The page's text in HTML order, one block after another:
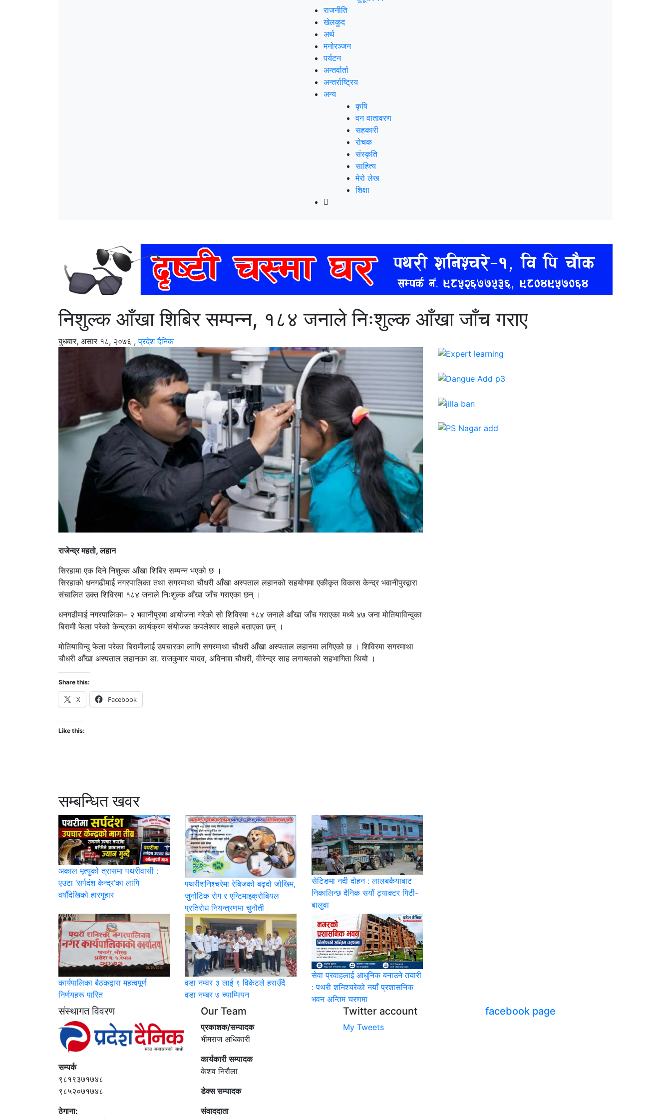
राजनीति
खेलकुद
अर्थ
मनोरञ्‍जन
पर्यटन
अन्तर्वार्ता
अन्तर्राष्‍ट्रिय
अन्य
कृषि
वन वातावरण
सहकारी
रोचक
संस्कृति
साहित्य
मेरो लेख
शिक्षा
निशुल्क आँखा शिबिर सम्पन्न, १८४ जनाले निःशुल्क आँखा जाँच गराए
बुधबार, असार १८, २०७६ ,प्रदेश दैनिक
राजेन्द्र महतो, लहान
सिरहामा एक दिने निशुल्क आँखा शिबिर सम्पन्न भएको छ ।
सिरहाको धनगढीमाई नगरपालिका तथा सगरमाथा चौधरी आँखा अस्पताल लहानको सहयोगमा एकीकृत विकास केन्द्र भवानीपुरद्वारा
संचालित उक्त शिविरमा १८४ जनाले निःशुल्क आँखा जाँच गराएका छन् ।
धनगढीमाई नगरपालिका– २ भवानीपुरमा आयोजना गरेको सो शिविरमा १८४ जनाले आँखा जाँच गराएका मध्ये ४७ जना मोतियाविन्दुका
बिरामी फेला परेको केन्द्रका कार्यक्रम संयोजक कपलेश्वर साहले बताएका छन् ।
मोतियाविन्दु फेला परेका बिरामीलाई उपचारका लागि सगरमाथा चौधरी आँखा अस्पताल लहानमा लगिएको छ । शिविरमा सगरमाथा
चौधरी आँखा अस्पताल लहानका डा. राजकुमार यादव, अविनाश चौधरी, वीरेन्द्र साह लगायतको सहभागिता थियो ।
Share this:
X Facebook
Like this:
सम्बन्धित खवर
अकाल मृत्युको त्रासमा पथरीवासी :
एउटा ‘सर्पदंश केन्द्र’का लागि
वर्षौंदेखिको हारगुहार
पथरीशनिश्‍चरेमा रेबिजको बढ्दो जोखिम,
जुनोटिक रोग र एन्टिमाइक्रोबियल
प्रतिरोध नियन्त्रणमा चुनौती
सेटिङमा नदी दोहन : लालबकैयाबाट
निकालिन्छ दैनिक सयौं ट्र्याक्टर गिटी-
बालुवा
कार्यपालिका बैठकद्वारा महत्वपूर्ण
निर्णयहरू पारित
वडा नम्वर ३ लाई ९ विकेटले हराउँदै
वडा नम्बर ७ च्याम्पियन
सेवा प्रवाहलाई आधुनिक बनाउने तयारी
: पथरी शनिश्चरेको नयाँ प्रशासनिक
भवन अन्तिम चरणमा
संस्थागत विवरण
सम्पर्क
९८१९३७१७४८
९८५२०७१७४८
ठेगाना:
Our Team
प्रकाशक/सम्पादक
भीमराज अधिकारी
कार्यकारी सम्पादक
केशव निरौला
डेक्स सम्पादक
संवाददाता
Twitter account
My Tweets
facebook page